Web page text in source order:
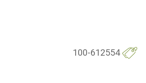
100-612554